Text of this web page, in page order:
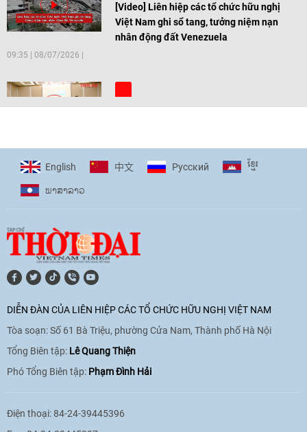
[Video] Liên hiệp các tổ chức hữu nghị
Việt Nam ghi sổ tang, tưởng niệm nạn
nhân động đất Venezuela
09:35 08/07/2026
[Video] Trẻ em Đông Á cùng kiến tạo
11:10|17/06/2026
hòa bình, hữu nghị giữa các dân tộc"
cho Đại sứ Hungary tại Việt Nam
17:25|13/06/2026
English 中文 Pусский ខ្មែរ
ພາ​ສາ​ລາວ
DIỄN ĐÀN CỦA LIÊN HIỆP CÁC TỔ CHỨC HỮU NGHỊ VIỆT NAM
Tòa soạn: Số 61 Bà Triệu, phường Cửa Nam, Thành phố Hà Nội
Tổng Biên tập: Lê Quang Thiện
Phó Tổng Biên tập: Phạm Đình Hải
Điện thoại: 84-24-39445396